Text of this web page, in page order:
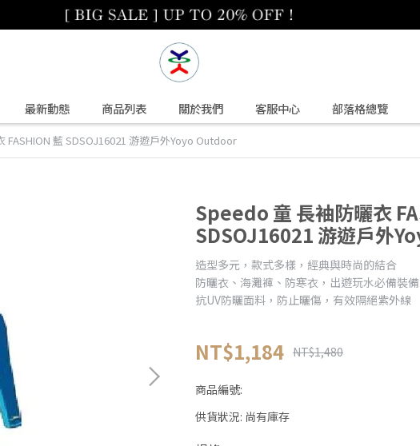
最新動態 商品列表 關於我們 客服中心 部落格總覽
FASHION 藍 SDSOJ16021 游遊戶外Yoyo Outdoor
Speedo 童 長袖防曬衣
SDSOJ16021 游遊戶外
造型多元，款式多樣，經典與時尚的結合
防曬衣、海灘褲、防寒衣，出遊玩水必備裝備
抗UV防曬面料，防止曬傷，有效隔絕紫外線
NT$1,184 NT$1,480
商品編號:
供貨狀況: 尚有庫存